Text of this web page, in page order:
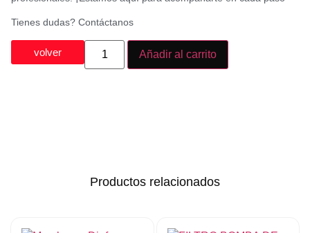
Tienes dudas? Contáctanos
volver Añadir al carrito
Productos relacionados